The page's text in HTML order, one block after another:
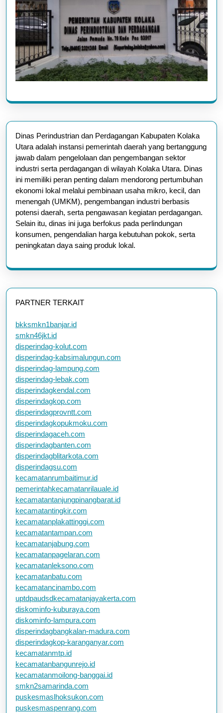
Dinas Perindustrian dan Perdagangan Kabupaten Kolaka
Utara adalah instansi pemerintah daerah yang bertanggung
jawab dalam pengelolaan dan pengembangan sektor
industri serta perdagangan di wilayah Kolaka Utara. Dinas
ini memiliki peran penting dalam mendorong pertumbuhan
ekonomi lokal melalui pembinaan usaha mikro, kecil, dan
menengah (UMKM), pengembangan industri berbasis
potensi daerah, serta pengawasan kegiatan perdagangan.
Selain itu, dinas ini juga berfokus pada perlindungan
konsumen, pengendalian harga kebutuhan pokok, serta
peningkatan daya saing produk lokal.
PARTNER TERKAIT
bkksmkn1banjar.id
smkn46jkt.id
disperindag-kolut.com
disperindag-kabsimalungun.com
disperindag-lampung.com
disperindag-lebak.com
disperindagkendal.com
disperindagkop.com
disperindagprovntt.com
disperindagkopukmoku.com
disperindagaceh.com
disperindagbanten.com
disperindagblitarkota.com
disperindagsu.com
kecamatanrumbaitimur.id
pemerintahkecamatanrilauale.id
kecamatantanjungpinangbarat.id
kecamatantingkir.com
kecamatanplakattinggi.com
kecamatantampan.com
kecamatanjabung.com
kecamatanpagelaran.com
kecamatanleksono.com
kecamatanbatu.com
kecamatancinambo.com
uptdpaudsdkecamatanjayakerta.com
diskominfo-kuburaya.com
diskominfo-lampura.com
disperindagbangkalan-madura.com
disperindagkop-karanganyar.com
kecamatanmtp.id
kecamatanbangunrejo.id
kecamatanmoilong-banggai.id
smkn2samarinda.com
puskesmaslhoksukon.com
puskesmaspenrang.com